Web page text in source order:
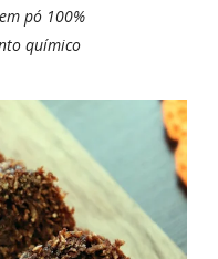
pó 100%
químico